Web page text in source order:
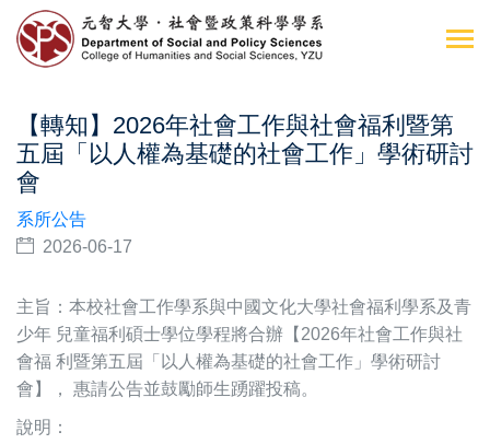
【轉知】2026年社會工作與社會福利暨第
五屆「以人權為基礎的社會工作」學術研討
會
系所公告
2026-06-17
主旨： 本校社會工作學系與中國文化大學社會福利學系及青
少年 兒童福利碩士學位學程將合辦【2026年社會工作與社
會福 利暨第五屆「以人權為基礎的社會工作」學術研討
會】， 惠請公告並鼓勵師生踴躍投稿。
說明：